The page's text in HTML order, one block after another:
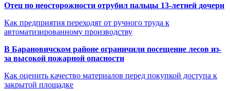
Отец по неосторожности отрубил пальцы 13-летней дочери
Как предприятия переходят от ручного труда к
автоматизированному производству
В Барановичском районе ограничили посещение лесов из-
за высокой пожарной опасности
Как оценить качество материалов перед покупкой доступа к
закрытой площадке